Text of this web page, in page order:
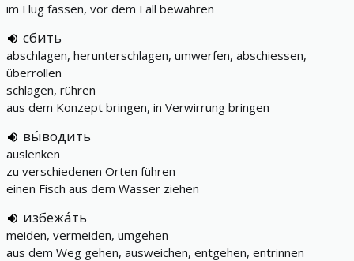
im Flug fassen, vor dem Fall bewahren
сбить
abschlagen, herunterschlagen, umwerfen, abschiessen,
überrollen
schlagen, rühren
aus dem Konzept bringen, in Verwirrung bringen
вы́водить
auslenken
zu verschiedenen Orten führen
einen Fisch aus dem Wasser ziehen
избежа́ть
meiden, vermeiden, umgehen
aus dem Weg gehen, ausweichen, entgehen, entrinnen